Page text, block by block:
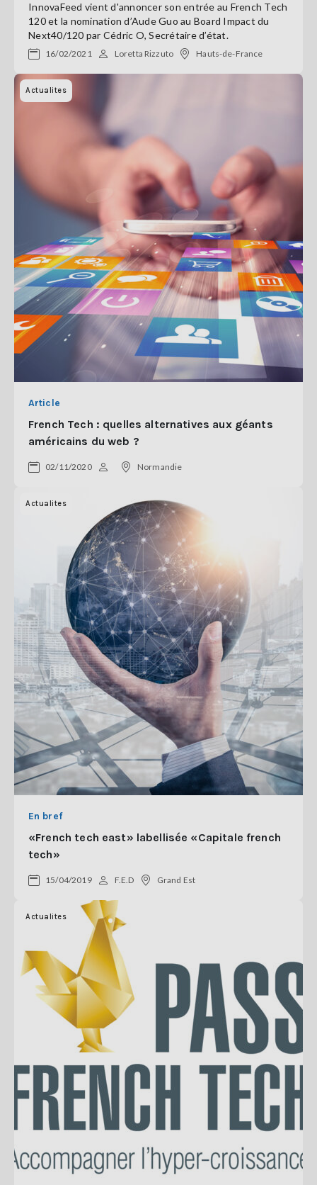
InnovaFeed vient d'annoncer son entrée au French Tech
120 et la nomination d’Aude Guo au Board Impact du
Next40/120 par Cédric O, Secrétaire d’état.
16/02/2021 Loretta Rizzuto Hauts-de-France
Actualites
Article
French Tech : quelles alternatives aux géants
américains du web ?
02/11/2020 Normandie
Actualites
En bref
«French tech east» labellisée «Capitale french
tech»
15/04/2019 F.E.D Grand Est
Actualites